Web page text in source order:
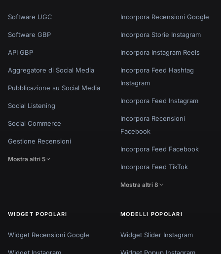
Software UGC
Software GBP
API GBP
Aggregatore di Social Media
Pubblicazione su Social Media
Social Listening
Social Commerce
Gestione Recensioni
Mostra altri 5
Incorpora Recensioni Google
Incorpora Storie Instagram
Incorpora Instagram Reels
Incorpora Feed Hashtag
Instagram
Incorpora Feed Instagram
Incorpora Recensioni
Facebook
Incorpora Feed Facebook
Incorpora Feed TikTok
Mostra altri 8
WIDGET POPOLARI
Widget Recensioni Google
Widget Instagram
MODELLI POPOLARI
Widget Slider Instagram
Widget Popup Instagram